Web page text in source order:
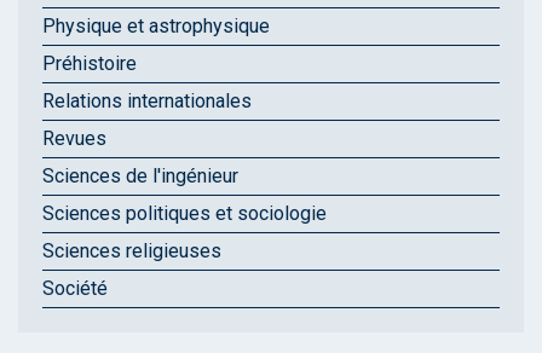
Physique et astrophysique
Préhistoire
Relations internationales
Revues
Sciences de l'ingénieur
Sciences politiques et sociologie
Sciences religieuses
Société